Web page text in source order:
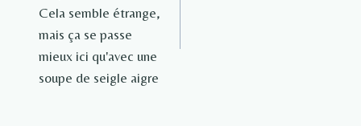
l’article
Cela semble étrange,
mais ça se passe
mieux ici qu'avec une
soupe de seigle aigre